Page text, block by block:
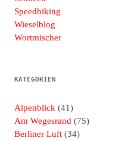
Speedhiking
Wieselblog
Wortmischer
KATEGORIEN
Alpenblick (41)
Am Wegesrand (75)
Berliner Luft (34)